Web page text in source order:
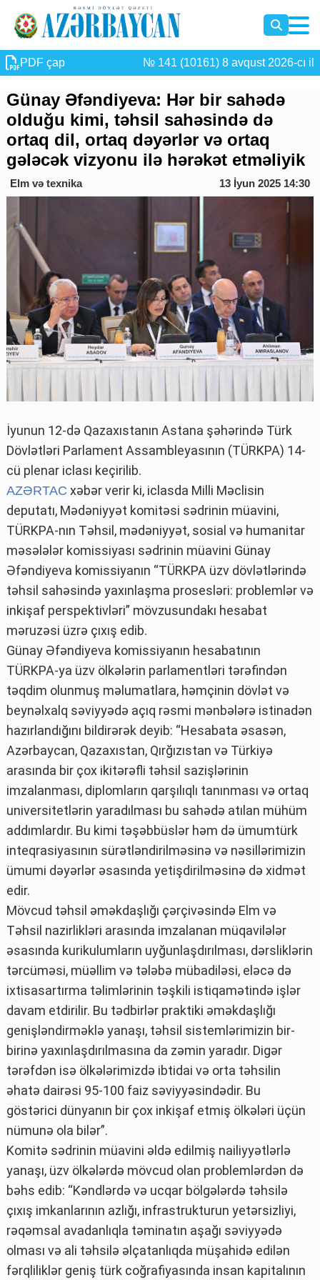
PDF çap № 141 (10161) 8 avqust 2026-cı il
Günay Əfəndiyeva: Hər bir sahədə
olduğu kimi, təhsil sahəsində də
ortaq dil, ortaq dəyərlər və ortaq
gələcək vizyonu ilə hərəkət etməliyik
Elm və texnika 13 İyun 2025 14:30
İyunun 12-də Qazaxıstanın Astana şəhərində Türk
Dövlətləri Parlament Assambleyasının (TÜRKPA) 14-
cü plenar iclası keçirilib.
AZƏRTAC xəbər verir ki, iclasda Milli Məclisin
deputatı, Mədəniyyət komitəsi sədrinin müavini,
TÜRKPA-nın Təhsil, mədəniyyət, sosial və humanitar
məsələlər komissiyası sədrinin müavini Günay
Əfəndiyeva komissiyanın “TÜRKPA üzv dövlətlərində
təhsil sahəsində yaxınlaşma prosesləri: problemlər və
inkişaf perspektivləri” mövzusundakı hesabat
məruzəsi üzrə çıxış edib.
Günay Əfəndiyeva komissiyanın hesabatının
TÜRKPA-ya üzv ölkələrin parlamentləri tərəfindən
təqdim olunmuş məlumatlara, həmçinin dövlət və
beynəlxalq səviyyədə açıq rəsmi mənbələrə istinadən
hazırlandığını bildirərək deyib: “Hesabata əsasən,
Azərbaycan, Qazaxıstan, Qırğızıstan və Türkiyə
arasında bir çox ikitərəfli təhsil sazişlərinin
imzalanması, diplomların qarşılıqlı tanınması və ortaq
universitetlərin yaradılması bu sahədə atılan mühüm
addımlardır. Bu kimi təşəbbüslər həm də ümumtürk
inteqrasiyasının sürətləndirilməsinə və nəsillərimizin
ümumi dəyərlər əsasında yetişdirilməsinə də xidmət
edir.
Mövcud təhsil əməkdaşlığı çərçivəsində Elm və
Təhsil nazirlikləri arasında imzalanan müqavilələr
əsasında kurikulumların uyğunlaşdırılması, dərsliklərin
tərcüməsi, müəllim və tələbə mübadiləsi, eləcə də
ixtisasartırma təlimlərinin təşkili istiqamətində işlər
davam etdirilir. Bu tədbirlər praktiki əməkdaşlığı
genişləndirməklə yanaşı, təhsil sistemlərimizin bir-
birinə yaxınlaşdırılmasına da zəmin yaradır. Digər
tərəfdən isə ölkələrimizdə ibtidai və orta təhsilin
əhatə dairəsi 95-100 faiz səviyyəsindədir. Bu
göstərici dünyanın bir çox inkişaf etmiş ölkələri üçün
nümunə ola bilər”.
Komitə sədrinin müavini əldə edilmiş nailiyyətlərlə
yanaşı, üzv ölkələrdə mövcud olan problemlərdən də
bəhs edib: “Kəndlərdə və ucqar bölgələrdə təhsilə
çıxış imkanlarının azlığı, infrastrukturun yetərsizliyi,
rəqəmsal avadanlıqla təminatın aşağı səviyyədə
olması və ali təhsilə əlçatanlıqda müşahidə edilən
fərqliliklər geniş türk coğrafiyasında insan kapitalının